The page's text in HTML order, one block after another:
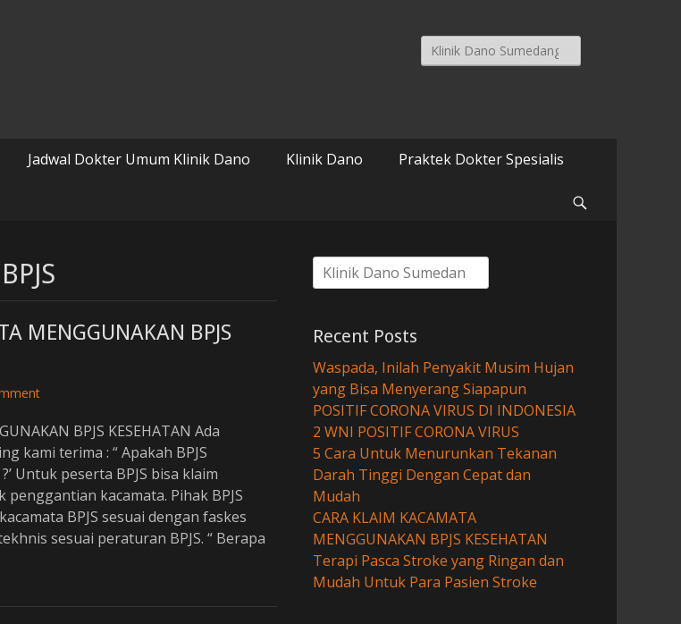
Search
for:
Jadwal Dokter Umum Klinik Dano Klinik Dano Praktek Dokter Spesialis
MENGGUNAKAN BPJS
BPJS KESEHATAN Ada
kami terima : “ Apakah BPJS
Untuk peserta BPJS bisa klaim
kacamata. Pihak BPJS
BPJS sesuai dengan faskes
sesuai peraturan BPJS. “ Berapa
Search
for:
Recent Posts
Waspada, Inilah Penyakit Musim Hujan
yang Bisa Menyerang Siapapun
POSITIF CORONA VIRUS DI INDONESIA
2 WNI POSITIF CORONA VIRUS
5 Cara Untuk Menurunkan Tekanan
Darah Tinggi Dengan Cepat dan
Mudah
CARA KLAIM KACAMATA
MENGGUNAKAN BPJS KESEHATAN
Terapi Pasca Stroke yang Ringan dan
Mudah Untuk Para Pasien Stroke